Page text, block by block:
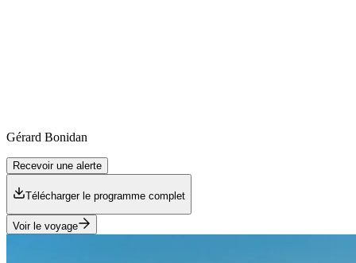
Gérard Bonidan
Recevoir une alerte
Télécharger le programme complet
Voir le voyage